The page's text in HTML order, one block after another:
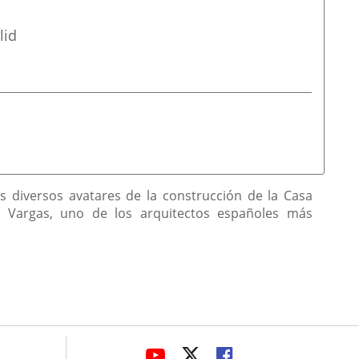
avatares de la construcción de la Casa
uno de los arquitectos españoles más
LINK LINKLINK